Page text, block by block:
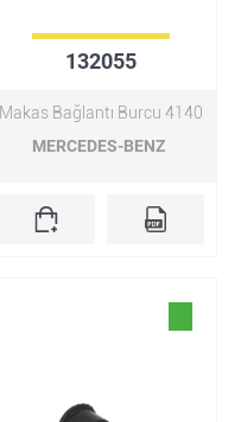
132055
Makas Bağlantı Burcu 4140
MERCEDES-BENZ